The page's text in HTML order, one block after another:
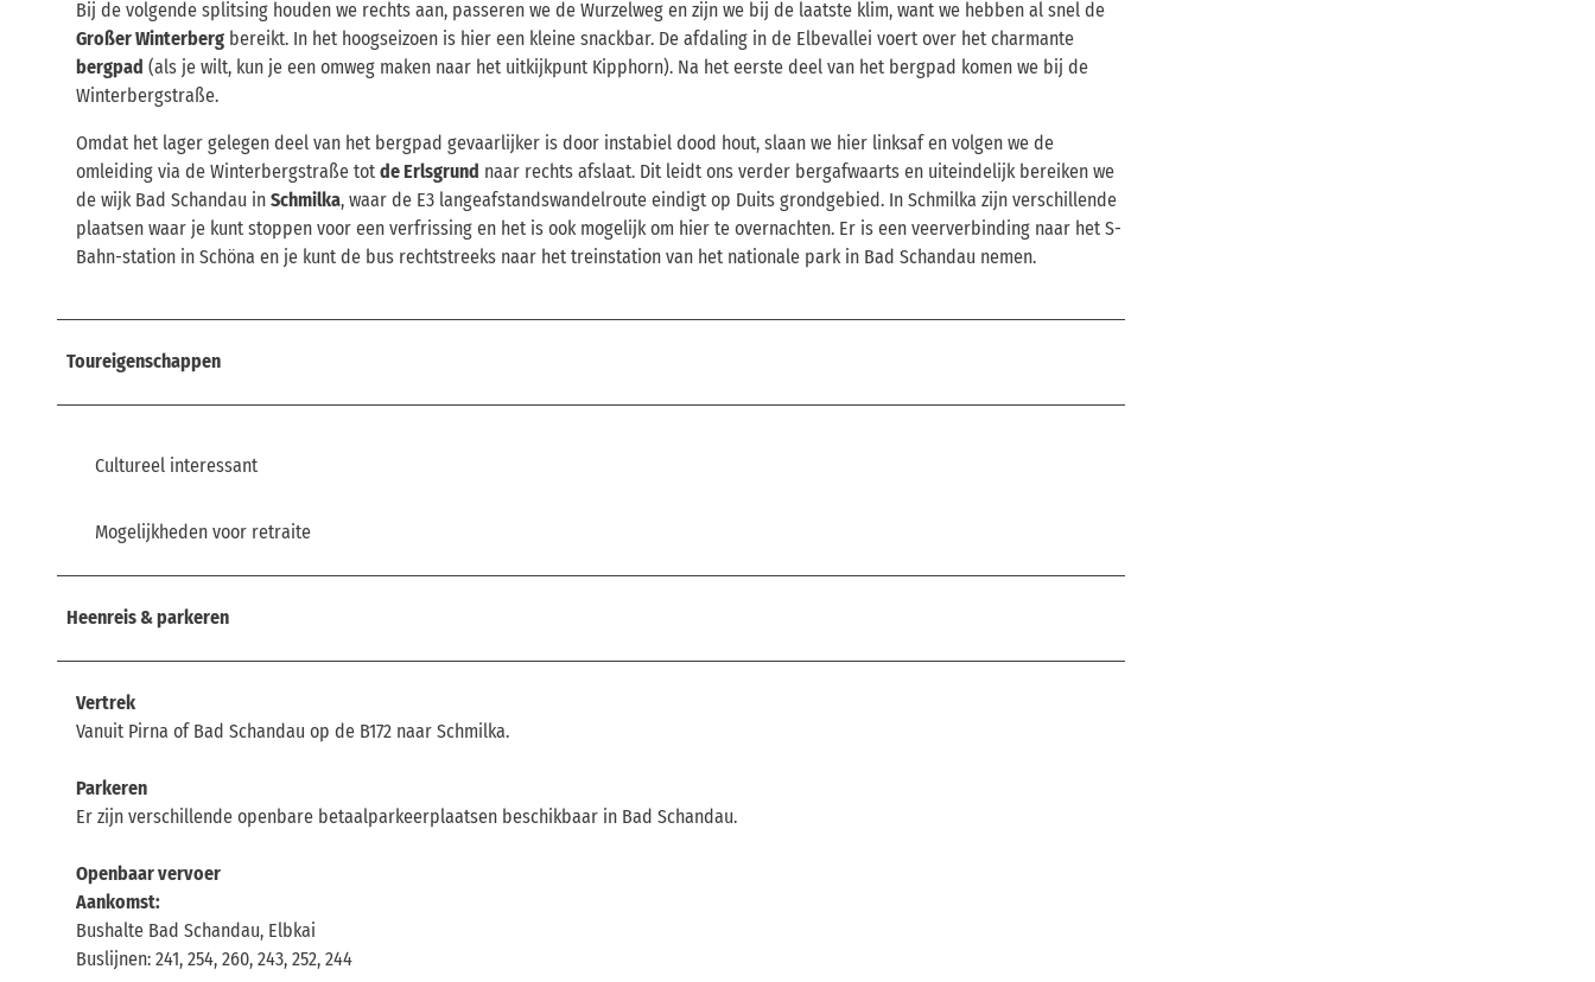
Bij de volgende splitsing houden we rechts aan, passeren we de Wurzelweg en zijn we bij de laatste klim, want we hebben al snel de
Großer Winterberg bereikt. In het hoogseizoen is hier een kleine snackbar. De afdaling in de Elbevallei voert over het charmante
bergpad (als je wilt, kun je een omweg maken naar het uitkijkpunt Kipphorn). Na het eerste deel van het bergpad komen we bij de
Winterbergstraße.
Omdat het lager gelegen deel van het bergpad gevaarlijker is door instabiel dood hout, slaan we hier linksaf en volgen we de
omleiding via de Winterbergstraße tot de Erlsgrund naar rechts afslaat. Dit leidt ons verder bergafwaarts en uiteindelijk bereiken we
de wijk Bad Schandau in Schmilka, waar de E3 langeafstandswandelroute eindigt op Duits grondgebied. In Schmilka zijn verschillende
plaatsen waar je kunt stoppen voor een verfrissing en het is ook mogelijk om hier te overnachten. Er is een veerverbinding naar het S-
Bahn-station in Schöna en je kunt de bus rechtstreeks naar het treinstation van het nationale park in Bad Schandau nemen.
Toureigenschappen
Cultureel interessant
Mogelijkheden voor retraite
Heenreis & parkeren
Vertrek
Vanuit Pirna of Bad Schandau op de B172 naar Schmilka.
Parkeren
Er zijn verschillende openbare betaalparkeerplaatsen beschikbaar in Bad Schandau.
Openbaar vervoer
Aankomst:
Bushalte Bad Schandau, Elbkai
Buslijnen: 241, 254, 260, 243, 252, 244